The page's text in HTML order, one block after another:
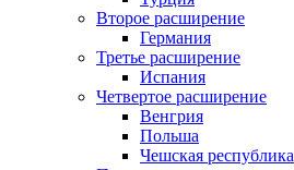
Второе расширение
Германия
Третье расширение
Испания
Четвертое расширение
Венгрия
Польша
Чешская республика